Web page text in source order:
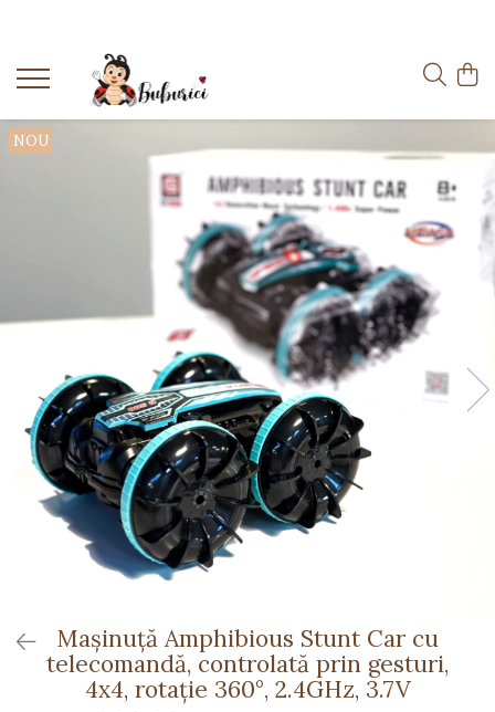
Categorii
Educative
Interactive
Bucătărie
Muzicale
Bebeluși
Diverse
Păpuși
Mașinuțe
5-7 Ani
8-10 Ani
NOU
Mașinuță Amphibious Stunt Car cu
telecomandă, controlată prin gesturi,
4x4, rotație 360°, 2.4GHz, 3.7V